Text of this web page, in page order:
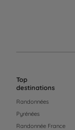
Top
destinations
Randonnées
Pyrénées
Randonnée France